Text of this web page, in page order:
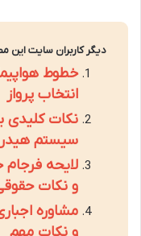
دیگر کاربران سایت این
خطوط
انتخاب پرواز
نکات کلیدی
سیستم
لایحه
و نکات
مشاوره
و نکات مهم